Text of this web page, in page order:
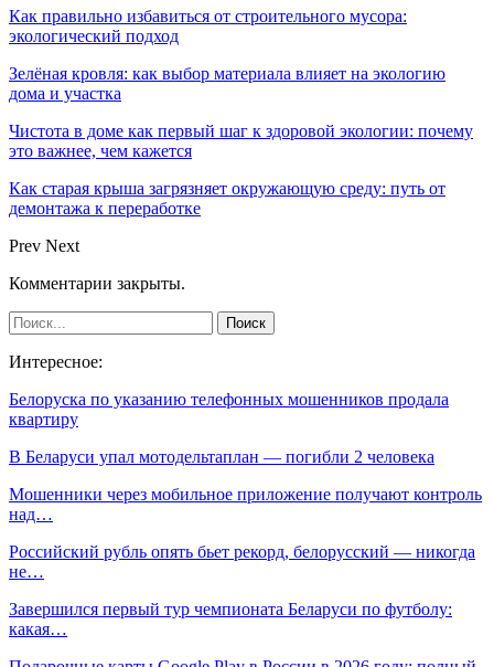
Как правильно избавиться от строительного мусора:
экологический подход
Зелёная кровля: как выбор материала влияет на экологию
дома и участка
Чистота в доме как первый шаг к здоровой экологии: почему
это важнее, чем кажется
Как старая крыша загрязняет окружающую среду: путь от
демонтажа к переработке
Prev Next
Комментарии закрыты.
Интересное:
Белоруска по указанию телефонных мошенников продала
квартиру
В Беларуси упал мотодельтаплан — погибли 2 человека
Мошенники через мобильное приложение получают контроль
над…
Российский рубль опять бьет рекорд, белорусский — никогда
не…
Завершился первый тур чемпионата Беларуси по футболу:
какая…